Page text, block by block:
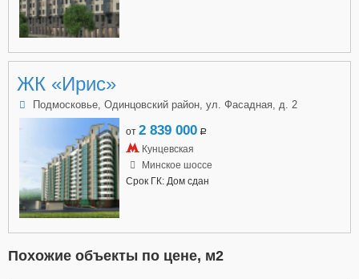
ЖК «Ирис»
Подмосковье, Одинцовский район, ул. Фасадная, д. 2
от 2 839 000 a
Кунцевская
Минское шоссе
Срок ГК: Дом сдан
Похожие объекты по цене, м2